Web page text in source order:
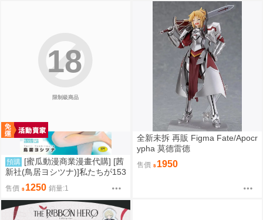
限制級商品
18
預購 [蜜瓜動漫商業漫畫代購] [茜
新社(鳥居ヨシツナ)]私たちが153
cmだった時のこと『描き下ろし
アクリルフィギュア付きメロン
ブックス復刻限定版A』(壓克力
立牌特典版)
售價 1250 銷量:1
全新未拆 再販 Figma Fate/Apocr
ypha 莫德雷德
售價 1950